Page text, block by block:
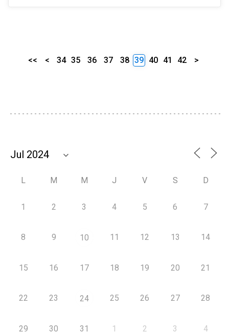
<< < 34 35 36 37 38 39 40 41 42 >
L M M J V S D
1 2 3 4 5 6 7
8 9 10 11 12 13 14
15 16 17 18 19 20 21
22 23 24 25 26 27 28
29 30 31 1 2 3 4